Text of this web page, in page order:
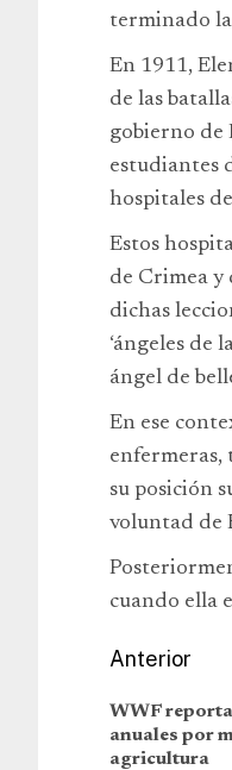
terminado
En 1911,
de las
gobierno de
estudiantes
hospitales
Estos
de Crimea y
dichas
‘ángeles de
ángel de
En ese
enfermeras,
su posición
voluntad de
cuando ella
Anterior
WWF
anuales por
agricultura